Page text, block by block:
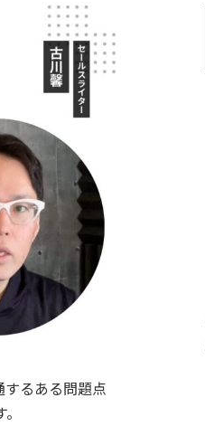
るある問題点